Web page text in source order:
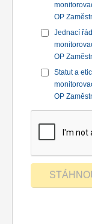
OP
Jednací řád
OP
Statut a
OP